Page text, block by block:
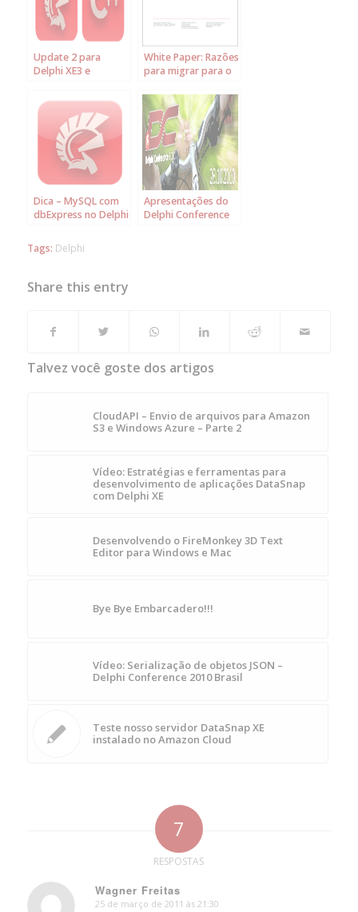
Update 2 para
Delphi XE3 e
White Paper: Razões
para migrar para o
você pode ter
perdido desde o
Delphi 7
Dica – MySQL com
dbExpress no Delphi
problemas
Apresentações do
Delphi Conference
Tags: Delphi
Share this entry
Talvez você goste dos artigos
CloudAPI – Envio de arquivos para Amazon
S3 e Windows Azure – Parte 2
Vídeo: Estratégias e ferramentas para
desenvolvimento de aplicações DataSnap
com Delphi XE
Desenvolvendo o FireMonkey 3D Text
Editor para Windows e Mac
Bye Bye Embarcadero!!!
Vídeo: Serialização de objetos JSON –
Delphi Conference 2010 Brasil
Teste nosso servidor DataSnap XE
instalado no Amazon Cloud
7
RESPOSTAS
Wagner Freitas
says:
25 de março de 2011 às 21:30